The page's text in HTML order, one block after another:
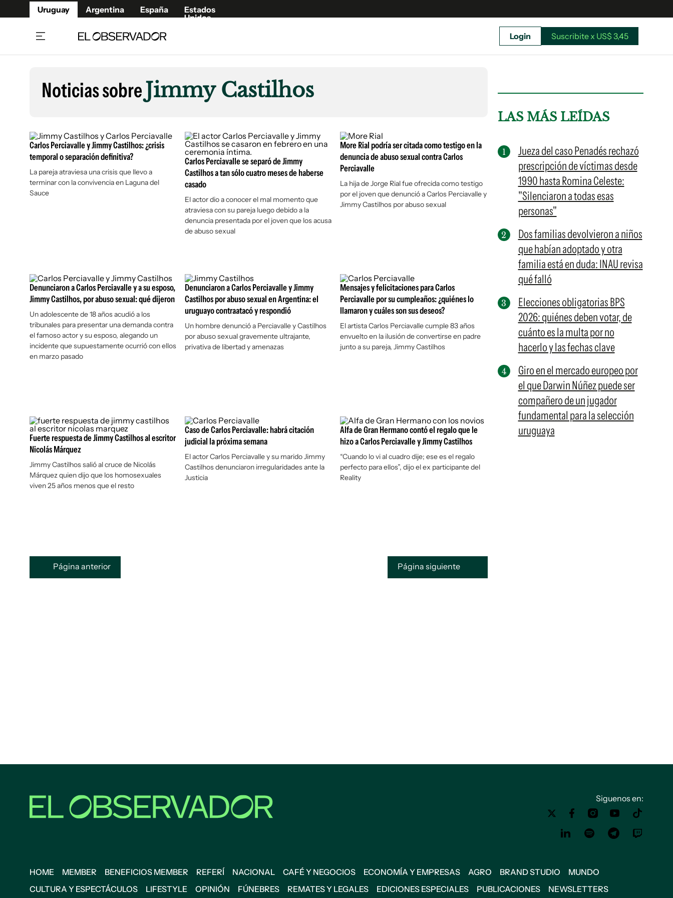
Uruguay Argentina España
Estados
Unidos
Beneficios Member
Café y Negocios
Economía y Empresas
Agro
Brand Studio
Fúnebres
Publicaciones
Newsletters
Argentina
España
Estados Unidos
Suscribite x US$ 3,45
Login Suscribite x US$ 3,45
Noticias sobreJimmy Castilhos
Carlos Perciavalle y Jimmy Castilhos: ¿crisis
temporal o separación definitiva?
La pareja atraviesa una crisis que llevo a
terminar con la convivencia en Laguna del
Sauce
Carlos Perciavalle se separó de Jimmy
Castilhos a tan sólo cuatro meses de haberse
casado
El actor dio a conocer el mal momento que
atraviesa con su pareja luego debido a la
denuncia presentada por el joven que los acusa
de abuso sexual
More Rial podría ser citada como testigo en la
denuncia de abuso sexual contra Carlos
Perciavalle
La hija de Jorge Rial fue ofrecida como testigo
por el joven que denunció a Carlos Perciavalle y
Jimmy Castilhos por abuso sexual
Denunciaron a Carlos Perciavalle y a su esposo,
Jimmy Castilhos, por abuso sexual: qué dijeron
Un adolescente de 18 años acudió a los
tribunales para presentar una demanda contra
el famoso actor y su esposo, alegando un
incidente que supuestamente ocurrió con ellos
en marzo pasado
Denunciaron a Carlos Perciavalle y Jimmy
Castilhos por abuso sexual en Argentina: el
uruguayo contraatacó y respondió
Un hombre denunció a Perciavalle y Castilhos
por abuso sexual gravemente ultrajante,
privativa de libertad y amenazas
Mensajes y felicitaciones para Carlos
Perciavalle por su cumpleaños: ¿quiénes lo
llamaron y cuáles son sus deseos?
El artista Carlos Perciavalle cumple 83 años
envuelto en la ilusión de convertirse en padre
junto a su pareja, Jimmy Castilhos
Fuerte respuesta de Jimmy Castilhos al escritor
Nicolás Márquez
Jimmy Castilhos salió al cruce de Nicolás
Márquez quien dijo que los homosexuales
viven 25 años menos que el resto
Caso de Carlos Perciavalle: habrá citación
judicial la próxima semana
El actor Carlos Perciavalle y su marido Jimmy
Castilhos denunciaron irregularidades ante la
Justicia
Alfa de Gran Hermano contó el regalo que le
hizo a Carlos Perciavalle y Jimmy Castilhos
“Cuando lo vi al cuadro dije; ese es el regalo
perfecto para ellos”, dijo el ex participante del
Reality
Página anterior Página siguiente
LAS MÁS LEÍDAS
Jueza del caso Penadés rechazó
prescripción de víctimas desde
1990 hasta Romina Celeste:
"Silenciaron a todas esas
personas"
Dos familias devolvieron a niños
que habían adoptado y otra
familia está en duda: INAU revisa
qué falló
Elecciones obligatorias BPS
2026: quiénes deben votar, de
cuánto es la multa por no
hacerlo y las fechas clave
Giro en el mercado europeo por
el que Darwin Núñez puede ser
compañero de un jugador
fundamental para la selección
uruguaya
Siguenos en:
HOME MEMBER BENEFICIOS MEMBER REFERÍ NACIONAL CAFÉ Y NEGOCIOS ECONOMÍA Y EMPRESAS AGRO BRAND STUDIO
MUNDO
CULTURA Y ESPECTÁCULOS
LIFESTYLE OPINIÓN FÚNEBRES REMATES Y LEGALES EDICIONES ESPECIALES PUBLICACIONES NEWSLETTERS